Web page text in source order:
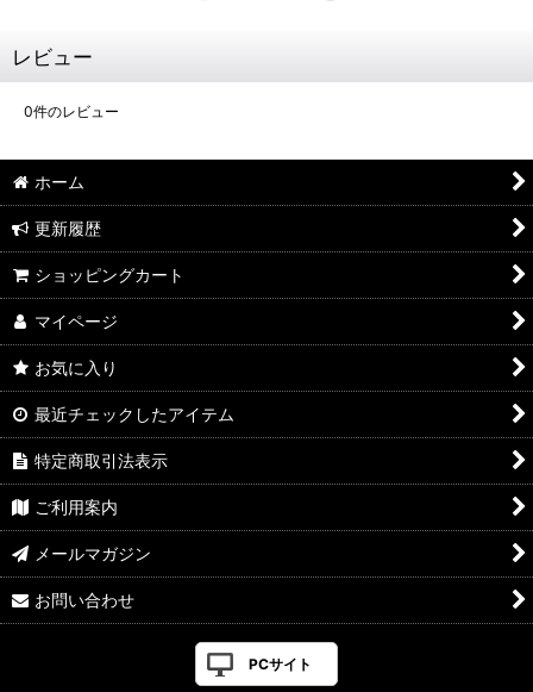
レビュー
0件のレビュー
ホーム
更新履歴
ショッピングカート
マイページ
お気に入り
最近チェックしたアイテム
特定商取引法表示
ご利用案内
メールマガジン
お問い合わせ
PCサイト